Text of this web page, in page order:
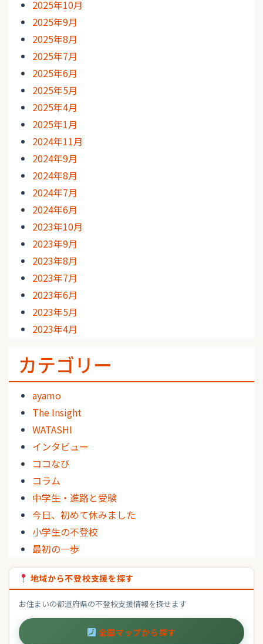
2025年10月
2025年9月
2025年8月
2025年7月
2025年6月
2025年5月
2025年4月
2025年1月
2024年11月
2024年9月
2024年8月
2024年7月
2024年6月
2023年10月
2023年9月
2023年8月
2023年7月
2023年6月
2023年5月
2023年4月
カテゴリー
ayamo
The Insight
WATASHI
インタビュー
ココなび
コラム
中学生・進路と受験
今日、初めて休みました
小学生の不登校
最初の一歩
地域から不登校支援を探す
お住まいの都道府県の不登校支援情報を探せます
全国マップから探す